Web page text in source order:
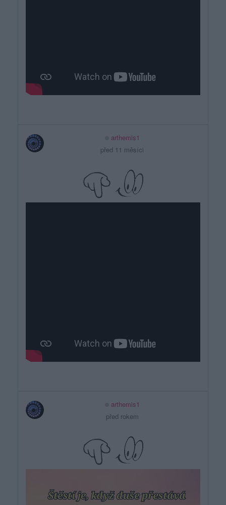
arthemis1
před 11 měsíci
arthemis1
před rokem